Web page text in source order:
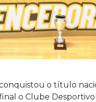
o título
o Clube Desportivo